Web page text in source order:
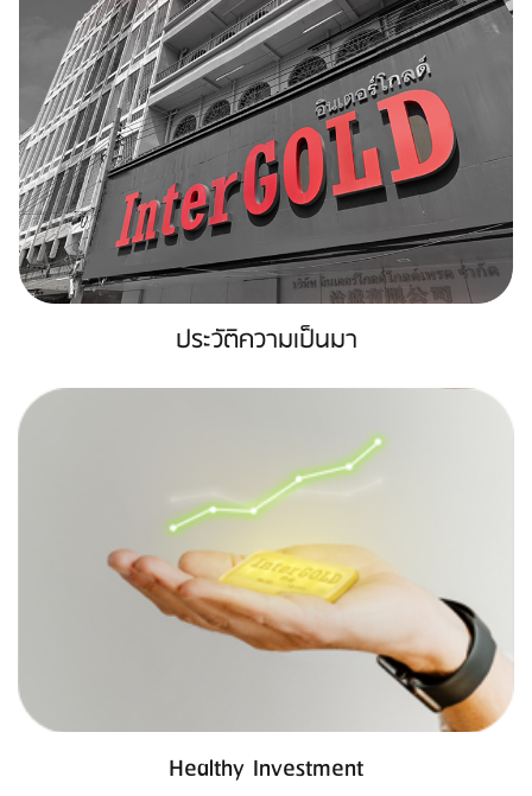
ประวัติความเป็นมา
Healthy Investment